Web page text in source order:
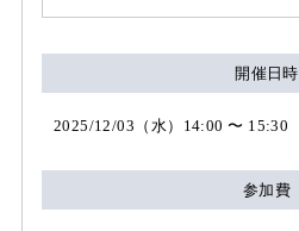
開催日時
2025/12/03（水）14:00 〜 15:30
参加費